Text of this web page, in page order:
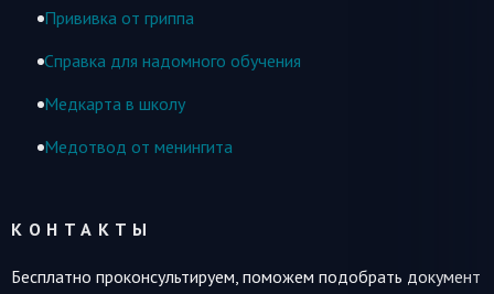
Прививка от гриппа
Справка для надомного обучения
Медкарта в школу
Медотвод от менингита
КОНТАКТЫ
Бесплатно проконсультируем, поможем подобрать документ